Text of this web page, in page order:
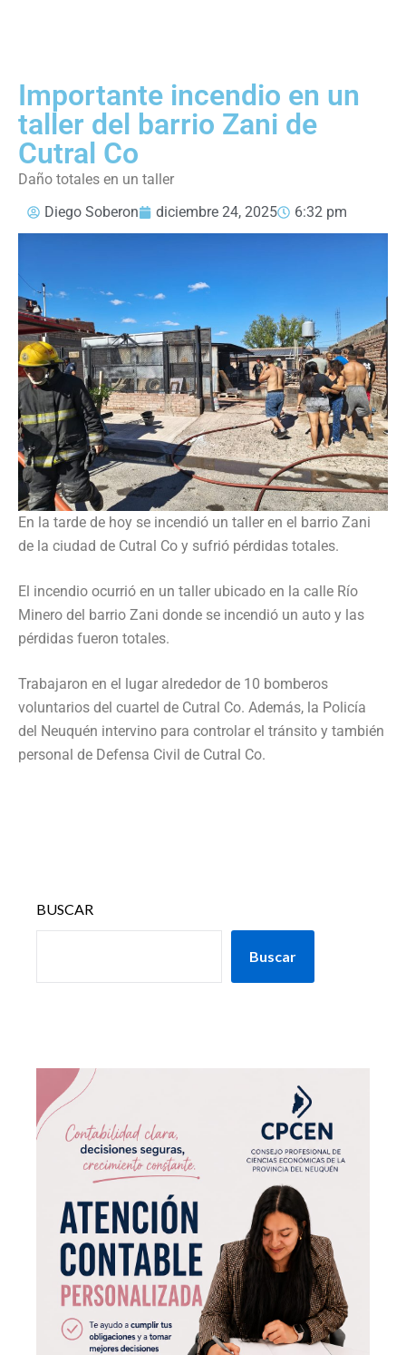
Importante incendio en un
taller del barrio Zani de
Cutral Co
Daño totales en un taller
Diego Soberon
diciembre 24, 2025 6:32 pm
En la tarde de hoy se incendió un taller en el barrio Zani
de la ciudad de Cutral Co y sufrió pérdidas totales.
El incendio ocurrió en un taller ubicado en la calle Río
Minero del barrio Zani donde se incendió un auto y las
pérdidas fueron totales.
Trabajaron en el lugar alrededor de 10 bomberos
voluntarios del cuartel de Cutral Co. Además, la Policía
del Neuquén intervino para controlar el tránsito y también
personal de Defensa Civil de Cutral Co.
BUSCAR
Buscar